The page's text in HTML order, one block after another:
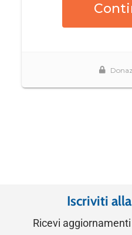
Iscriviti
Ricevi